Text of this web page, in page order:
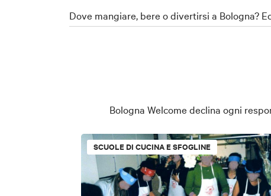
Dove mangiare, bere o divertirsi a Bologna?
Bologna Welcome declina ogni
SCUOLE DI CUCINA E SFOGLINE